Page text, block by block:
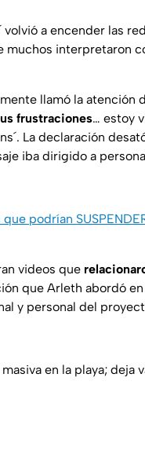
a encender las
muchos interpretaron
llamó la atención
frustraciones… estoy
La declaración
iba dirigido a
podrían
videos que
que Arleth abordó
y personal del
en la playa; deja